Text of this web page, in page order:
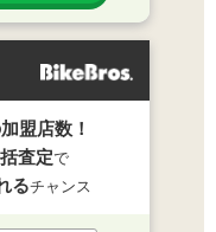
盟店数！
査定で
るチャンス